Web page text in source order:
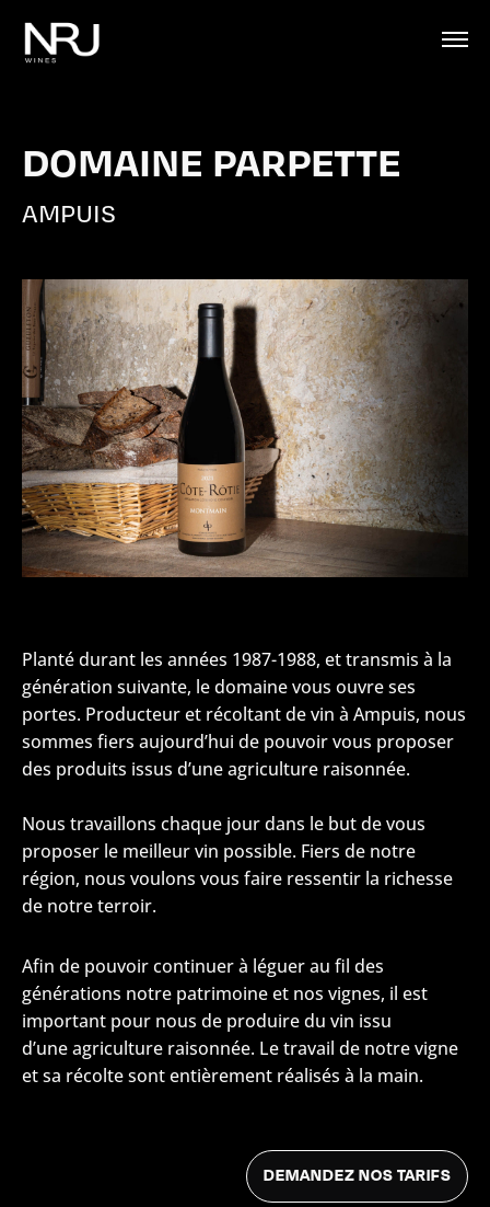
DOMAINE PARPETTE
AMPUIS
Planté durant les années 1987-1988, et transmis à la
génération suivante, le domaine vous ouvre ses
portes. Producteur et récoltant de vin à Ampuis, nous
sommes fiers aujourd’hui de pouvoir vous proposer
des produits issus d’une agriculture raisonnée.
Nous travaillons chaque jour dans le but de vous
proposer le meilleur vin possible. Fiers de notre
région, nous voulons vous faire ressentir la richesse
de notre terroir.
Afin de pouvoir continuer à léguer au fil des
générations notre patrimoine et nos vignes, il est
important pour nous de produire du vin issu
d’une agriculture raisonnée. Le travail de notre vigne
et sa récolte sont entièrement réalisés à la main.